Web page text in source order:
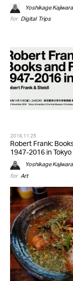
Yoshikage Kajiwara
for Digital,Trips
2016.11.25
Robert Frank:
1947-2016 in Tokyo
Yoshikage Kajiwara
for Art